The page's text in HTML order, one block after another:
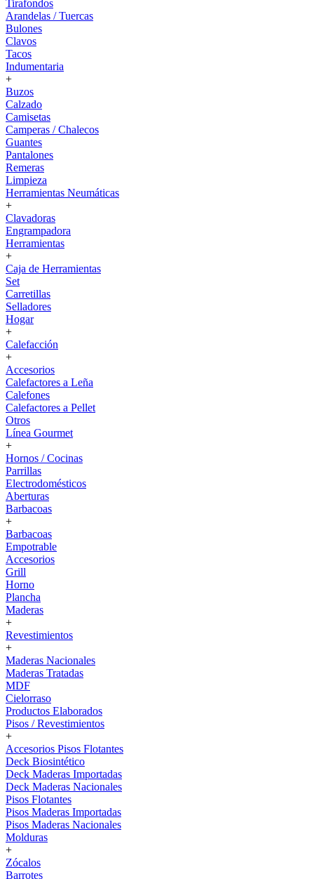
Tirafondos
Arandelas / Tuercas
Bulones
Clavos
Tacos
Indumentaria
+
Buzos
Calzado
Camisetas
Camperas / Chalecos
Guantes
Pantalones
Remeras
Limpieza
Herramientas Neumáticas
+
Clavadoras
Engrampadora
Herramientas
+
Caja de Herramientas
Set
Carretillas
Selladores
Hogar
+
Calefacción
+
Accesorios
Calefactores a Leña
Calefones
Calefactores a Pellet
Otros
Línea Gourmet
+
Hornos / Cocinas
Parrillas
Electrodomésticos
Aberturas
Barbacoas
+
Barbacoas
Empotrable
Accesorios
Grill
Horno
Plancha
Maderas
+
Revestimientos
+
Maderas Nacionales
Maderas Tratadas
MDF
Cielorraso
Productos Elaborados
Pisos / Revestimientos
+
Accesorios Pisos Flotantes
Deck Biosintético
Deck Maderas Importadas
Deck Maderas Nacionales
Pisos Flotantes
Pisos Maderas Importadas
Pisos Maderas Nacionales
Molduras
+
Zócalos
Barrotes